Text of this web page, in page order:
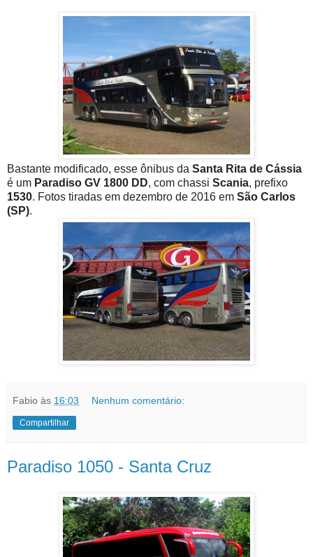
Bastante modificado, esse ônibus da Santa Rita de Cássia
é um Paradiso GV 1800 DD, com chassi Scania, prefixo
1530. Fotos tiradas em dezembro de 2016 em São Carlos
(SP).
Fabio às 16:03 Nenhum comentário:
Compartilhar
Paradiso 1050 - Santa Cruz